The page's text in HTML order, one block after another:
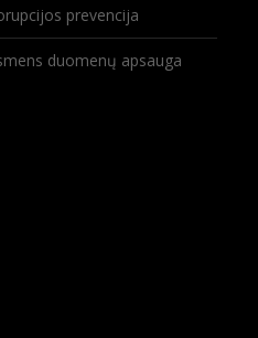
prevencija
duomenų apsauga